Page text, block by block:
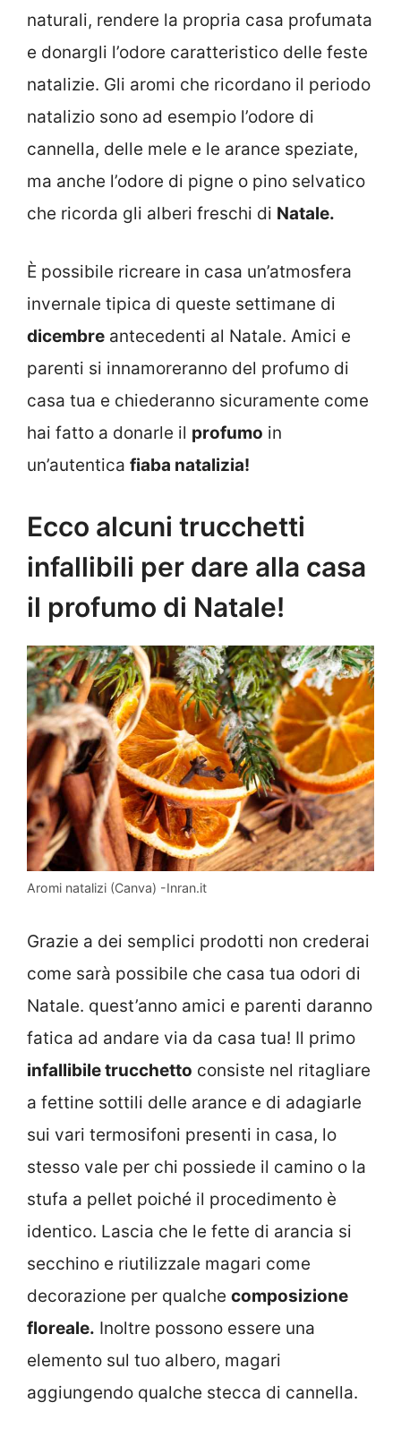
naturali, rendere la propria casa profumata
e donargli l’odore caratteristico delle feste
natalizie. Gli aromi che ricordano il periodo
natalizio sono ad esempio l’odore di
cannella, delle mele e le arance speziate,
ma anche l’odore di pigne o pino selvatico
che ricorda gli alberi freschi di Natale.
È possibile ricreare in casa un’atmosfera
invernale tipica di queste settimane di
dicembre antecedenti al Natale. Amici e
parenti si innamoreranno del profumo di
casa tua e chiederanno sicuramente come
hai fatto a donarle il profumo in
un’autentica fiaba natalizia!
Ecco alcuni trucchetti
infallibili per dare alla casa
il profumo di Natale!
Aromi natalizi (Canva) -Inran.it
Grazie a dei semplici prodotti non crederai
come sarà possibile che casa tua odori di
Natale. quest’anno amici e parenti daranno
fatica ad andare via da casa tua! Il primo
infallibile trucchetto consiste nel ritagliare
a fettine sottili delle arance e di adagiarle
sui vari termosifoni presenti in casa, lo
stesso vale per chi possiede il camino o la
stufa a pellet poiché il procedimento è
identico. Lascia che le fette di arancia si
secchino e riutilizzale magari come
decorazione per qualche composizione
floreale. Inoltre possono essere una
elemento sul tuo albero, magari
aggiungendo qualche stecca di cannella.